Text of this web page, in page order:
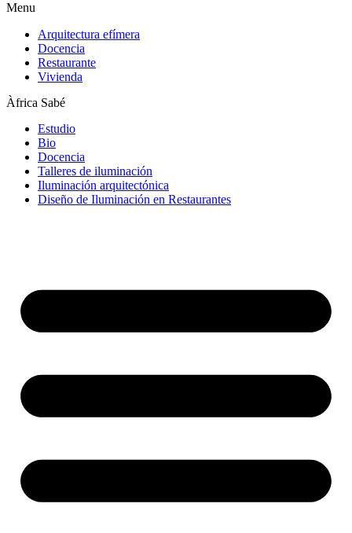
Menu
Arquitectura efímera
Docencia
Restaurante
Vivienda
Àfrica Sabé
Estudio
Bio
Docencia
Talleres de iluminación
Iluminación arquitectónica
Diseño de Iluminación en Restaurantes